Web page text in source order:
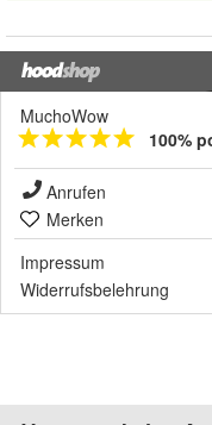
MuchoWow
100%
Anrufen
Merken
Impressum
Widerrufsbelehrung